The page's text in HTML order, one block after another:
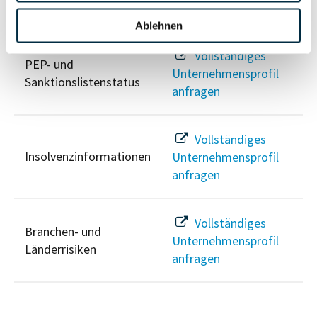
Ablehnen
Risikoinformationen
PEP- und
Sanktionslistenstatus
Vollständiges
Unternehmensprofil
anfragen
Insolvenzinformationen
Vollständiges
Unternehmensprofil
anfragen
Branchen- und
Länderrisiken
Vollständiges
Unternehmensprofil
anfragen